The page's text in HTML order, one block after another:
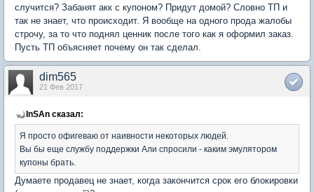
случится? Забанят акк с купоном? Придут домой? Словно ТП и
так не знает, что происходит. Я вообще на одного прода жалобы
строчу, за то что поднял ценник после того как я оформил заказ.
Пусть ТП объясняет почему он так сделал.
dim565
21 Фев 2017
InSAn сказал:
Я просто офигеваю от наивности некоторых людей.
Вы бы еще службу поддержки Али спросили - каким эмулятором
купоны брать.
Думаете продавец не знает, когда закончится срок его блокировки